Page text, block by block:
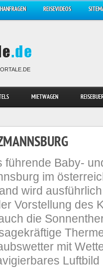
REISEVIDEOS
MIETWAGEN
führende Baby-
im
wird
Vorstellung des
die
mit
Luftbild